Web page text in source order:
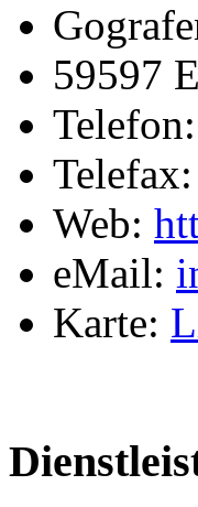
59597
Telefax:
Web:
eMail:
Karte: